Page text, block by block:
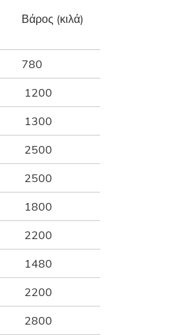
Βάρος (κιλά)
780
1200
1300
2500
2500
1800
2200
1480
2200
2800